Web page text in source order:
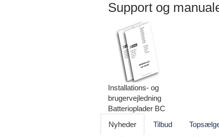
Support og
Installations- og
brugervejledning
Batterioplader BC
Nyheder
Tilbud